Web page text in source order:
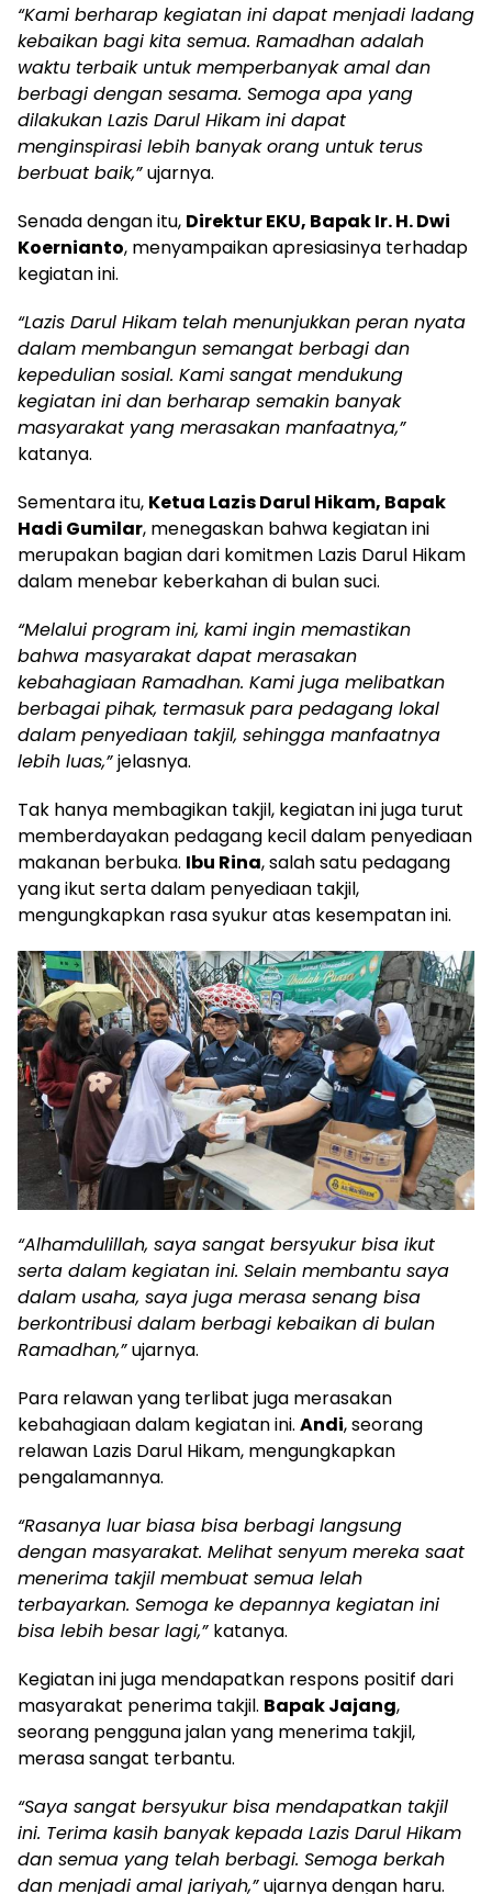
“Kami berharap kegiatan ini dapat menjadi ladang
kebaikan bagi kita semua. Ramadhan adalah
waktu terbaik untuk memperbanyak amal dan
berbagi dengan sesama. Semoga apa yang
dilakukan Lazis Darul Hikam ini dapat
menginspirasi lebih banyak orang untuk terus
berbuat baik,”ujarnya.
Senada dengan itu, Direktur EKU, Bapak Ir. H. Dwi
Koernianto, menyampaikan apresiasinya terhadap
kegiatan ini.
“Lazis Darul Hikam telah menunjukkan peran nyata
dalam membangun semangat berbagi dan
kepedulian sosial. Kami sangat mendukung
kegiatan ini dan berharap semakin banyak
masyarakat yang merasakan manfaatnya,”
katanya.
Sementara itu, Ketua Lazis Darul Hikam, Bapak
Hadi Gumilar, menegaskan bahwa kegiatan ini
merupakan bagian dari komitmen Lazis Darul Hikam
dalam menebar keberkahan di bulan suci.
“Melalui program ini, kami ingin memastikan
bahwa masyarakat dapat merasakan
kebahagiaan Ramadhan. Kami juga melibatkan
berbagai pihak, termasuk para pedagang lokal
dalam penyediaan takjil, sehingga manfaatnya
lebih luas,”jelasnya.
Tak hanya membagikan takjil, kegiatan ini juga turut
memberdayakan pedagang kecil dalam penyediaan
makanan berbuka. Ibu Rina, salah satu pedagang
yang ikut serta dalam penyediaan takjil,
mengungkapkan rasa syukur atas kesempatan ini.
“Alhamdulillah, saya sangat bersyukur bisa ikut
serta dalam kegiatan ini. Selain membantu saya
dalam usaha, saya juga merasa senang bisa
berkontribusi dalam berbagi kebaikan di bulan
Ramadhan,”ujarnya.
Para relawan yang terlibat juga merasakan
kebahagiaan dalam kegiatan ini. Andi, seorang
relawan Lazis Darul Hikam, mengungkapkan
pengalamannya.
“Rasanya luar biasa bisa berbagi langsung
dengan masyarakat. Melihat senyum mereka saat
menerima takjil membuat semua lelah
terbayarkan. Semoga ke depannya kegiatan ini
bisa lebih besar lagi,” katanya.
Kegiatan ini juga mendapatkan respons positif dari
masyarakat penerima takjil. Bapak Jajang,
seorang pengguna jalan yang menerima takjil,
merasa sangat terbantu.
“Saya sangat bersyukur bisa mendapatkan takjil
ini. Terima kasih banyak kepada Lazis Darul Hikam
dan semua yang telah berbagi. Semoga berkah
dan menjadi amal jariyah,”ujarnya dengan haru.